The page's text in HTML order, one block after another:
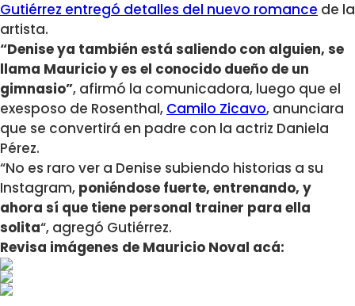
Gutiérrez entregó detalles del nuevo romance de la
artista.
“Denise ya también está saliendo con alguien, se
llama Mauricio y es el conocido dueño de un
gimnasio”, afirmó la comunicadora, luego que el
exesposo de Rosenthal, Camilo Zicavo, anunciara
que se convertirá en padre con la actriz Daniela
Pérez.
“No es raro ver a Denise subiendo historias a su
Instagram, poniéndose fuerte, entrenando, y
ahora sí que tiene personal trainer para ella
solita“, agregó Gutiérrez.
Revisa imágenes de Mauricio Noval acá: